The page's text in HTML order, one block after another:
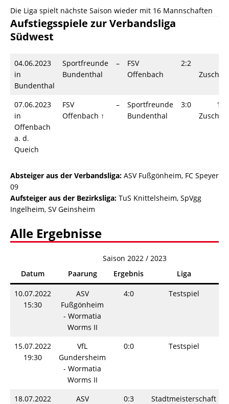
Die Liga spielt nächste Saison wieder mit 16 Mannschaften
Aufstiegsspiele zur Verbandsliga
Südwest
04.06.2023
in
Bundenthal
Sportfreunde
Bundenthal
–
FSV
Offenbach
2:2
07.06.2023
in
Offenbach
a. d.
Queich
FSV
Offenbach ↑
–
Sportfreunde
Bundenthal
3:0
Absteiger aus der Verbandsliga: ASV Fußgönheim, FC Speyer
09
Aufsteiger aus der Bezirksliga: TuS Knittelsheim, SpVgg
Ingelheim, SV Geinsheim
Alle Ergebnisse
Saison 2022 / 2023
Datum
Paarung Ergebnis Liga
10.07.2022
15:30
ASV
Fußgönheim
- Wormatia
Worms II
4:0 Testspiel
15.07.2022
19:30
VfL
Gundersheim
- Wormatia
Worms II
0:0 Testspiel
18.07.2022
ASV
0:3 Stadtmeisterschaft